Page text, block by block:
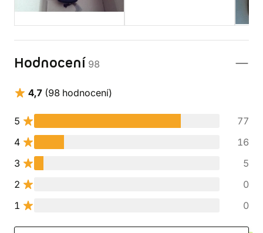
Hodnocení 98
4,7 (98 hodnocení)
5
77
4
16
3
5
2
0
1
0